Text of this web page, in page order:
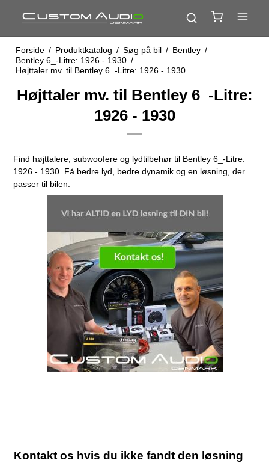
Forside / Produktkatalog / Søg på bil / Bentley /
Bentley 6_-Litre: 1926 - 1930 /
Højttaler mv. til Bentley 6_-Litre: 1926 - 1930
Højttaler mv. til Bentley 6_-Litre:
1926 - 1930
Find højttalere, subwoofere og lydtilbehør til Bentley 6_-Litre:
1926 - 1930. Få bedre lyd, bedre dynamik og en løsning, der
passer til bilen.
Kontakt os hvis du ikke fandt den løsning